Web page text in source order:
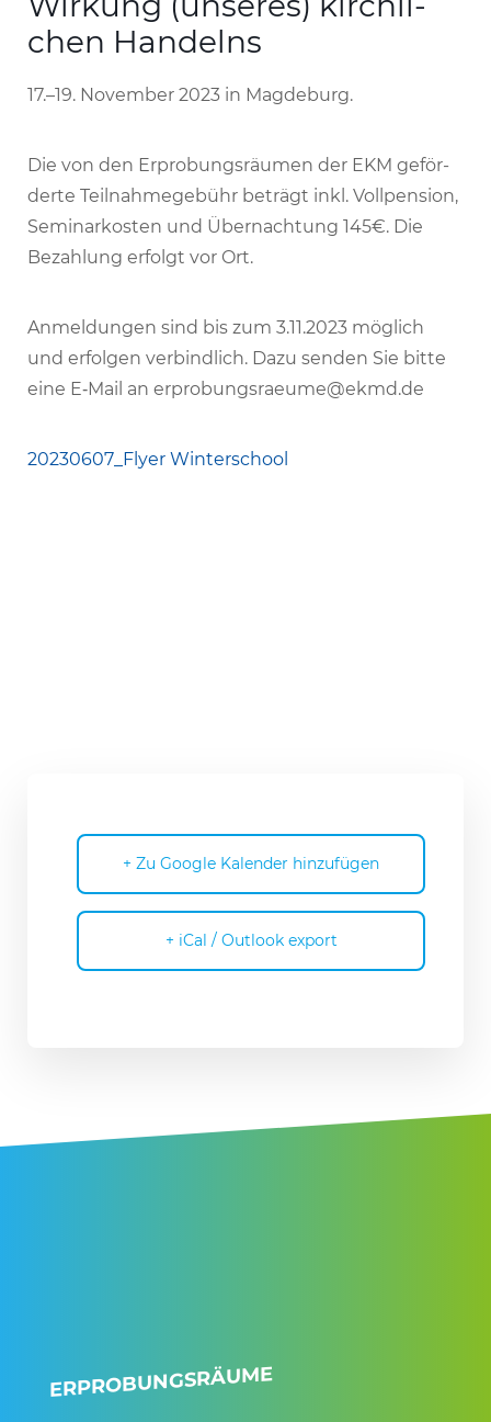
chen Handelns
17.–19. November 2023 in Magdeburg.
Die von den Erpro­bungs­räumen der EKM geför­
derte Teil­nah­me­ge­bühr beträgt inkl. Voll­pen­sion,
Semi­nar­kosten und Über­nach­tung 145€. Die
Bezah­lung erfolgt vor Ort.
Anmel­dungen sind bis zum 3.11.2023 möglich
und erfolgen verbind­lich. Dazu senden Sie bitte
eine E‑Mail an erprobungsraeume@​ekmd.​de
20230607_​Flyer Winterschool
+ Zu Google Kalender hinzufügen
+ iCal / Outlook export
ERPROBUNGSRÄUME